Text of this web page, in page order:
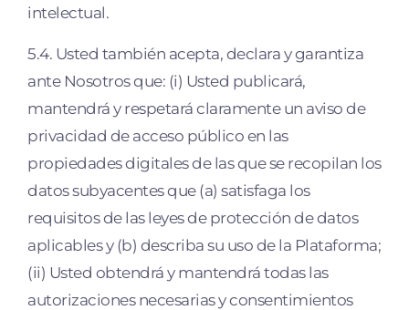
intelectual.
5.4. Usted también acepta, declara y garantiza
ante Nosotros que: (i) Usted publicará,
mantendrá y respetará claramente un aviso de
privacidad de acceso público en las
propiedades digitales de las que se recopilan los
datos subyacentes que (a) satisfaga los
requisitos de las leyes de protección de datos
aplicables y (b) describa su uso de la Plataforma;
(ii) Usted obtendrá y mantendrá todas las
autorizaciones necesarias y consentimientos